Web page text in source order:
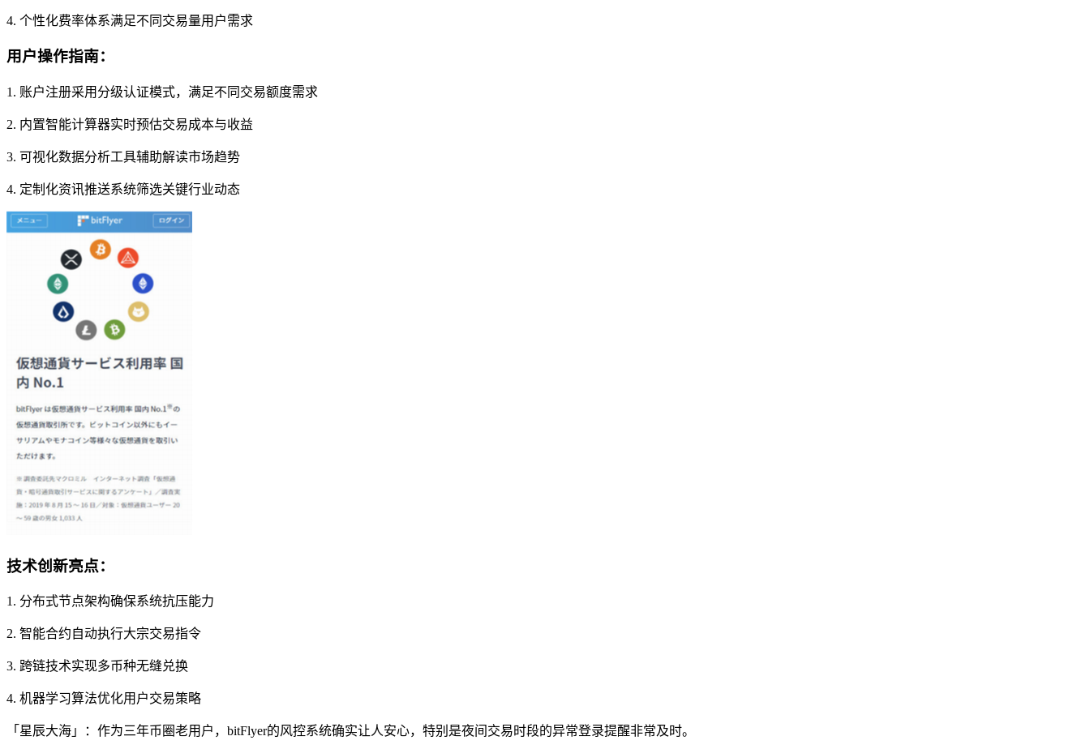
4. 个性化费率体系满足不同交易量用户需求
用户操作指南：
1. 账户注册采用分级认证模式，满足不同交易额度需求
2. 内置智能计算器实时预估交易成本与收益
3. 可视化数据分析工具辅助解读市场趋势
4. 定制化资讯推送系统筛选关键行业动态
技术创新亮点：
1. 分布式节点架构确保系统抗压能力
2. 智能合约自动执行大宗交易指令
3. 跨链技术实现多币种无缝兑换
4. 机器学习算法优化用户交易策略
「星辰大海」：作为三年币圈老用户，bitFlyer的风控系统确实让人安心，特别是夜间交易时段的异常登录提醒非常及时。